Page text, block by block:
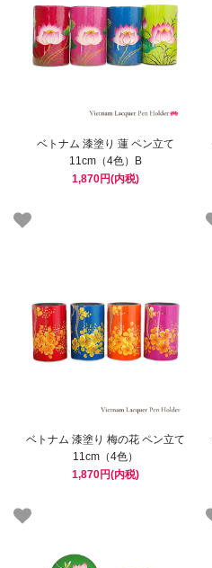
ベトナム 漆塗り 蓮 ペン立て
11cm（4色）B
1,870円(内税)
ベトナム 漆塗り 梅の花 ペン立て
11cm（4色）
1,870円(内税)